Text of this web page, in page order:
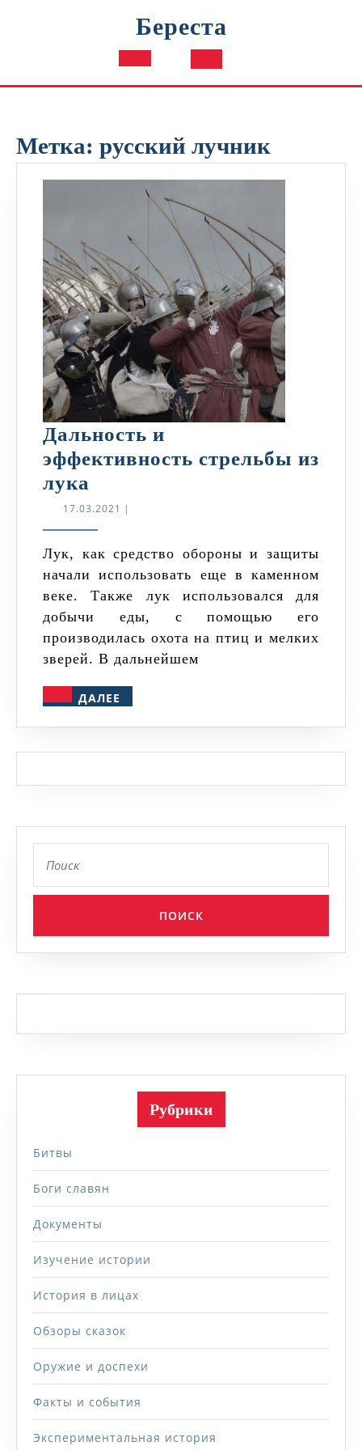
Береста
Кнопка
Метка: русский лучник
Дальность и
эффективность стрельбы из
лука
и
эффективность
стрельбы
из
лука
17.03.2021 17.03.2021
|
Лук, как средство обороны и защиты
начали использовать еще в каменном
веке. Также лук использовался для
добычи еды, с помощью его
производилась охота на птиц и мелких
зверей. В дальнейшем
ДАЛЕЕ
Рубрики
Битвы
Боги славян
Документы
Изучение истории
История в лицах
Обзоры сказок
Оружие и доспехи
Факты и события
Экспериментальная история